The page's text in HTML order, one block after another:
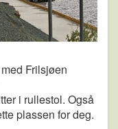
Frilsjøen
i rullestol. Også
plassen for deg.